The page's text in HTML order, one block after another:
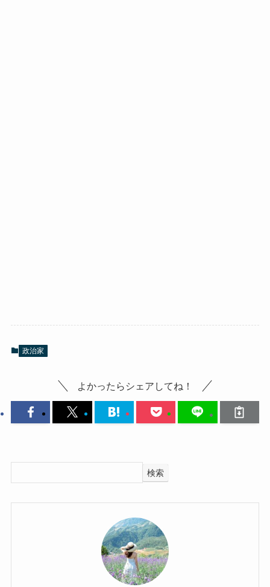
政治家
よかったらシェアしてね！
検索